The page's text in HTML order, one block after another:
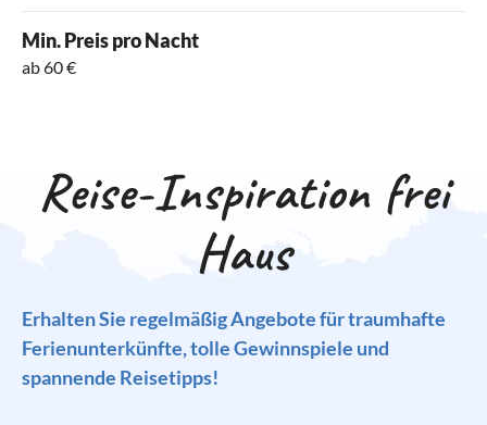
Min. Preis pro Nacht
ab 60 €
Reise-Inspiration frei
Haus
Erhalten Sie regelmäßig Angebote für traumhafte
Ferienunterkünfte, tolle Gewinnspiele und
spannende Reisetipps!